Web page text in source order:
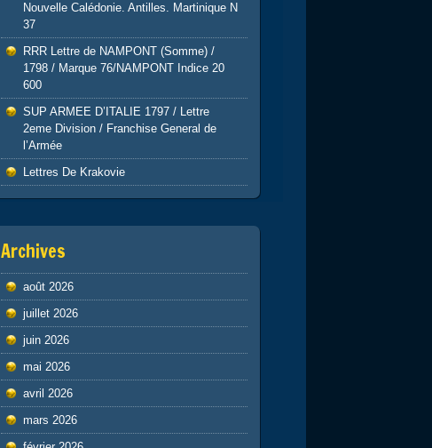
Nouvelle Calédonie. Antilles. Martinique N
37
RRR Lettre de NAMPONT (Somme) /
1798 / Marque 76/NAMPONT Indice 20
600
SUP ARMEE D’ITALIE 1797 / Lettre
2eme Division / Franchise General de
l’Armée
Lettres De Krakovie
Archives
août 2026
juillet 2026
juin 2026
mai 2026
avril 2026
mars 2026